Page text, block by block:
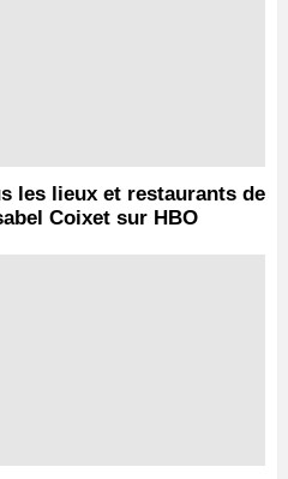
les lieux et restaurants de
Coixet sur HBO